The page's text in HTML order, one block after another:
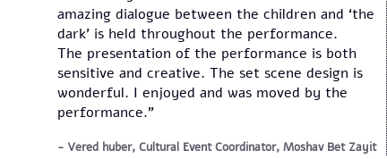
amazing dialogue between the children and ‘the
dark’ is held throughout the performance.
The presentation of the performance is both
sensitive and creative. The set scene design is
wonderful. I enjoyed and was moved by the
performance.”
Vered huber, Cultural Event Coordinator, Moshav Bet Zayit